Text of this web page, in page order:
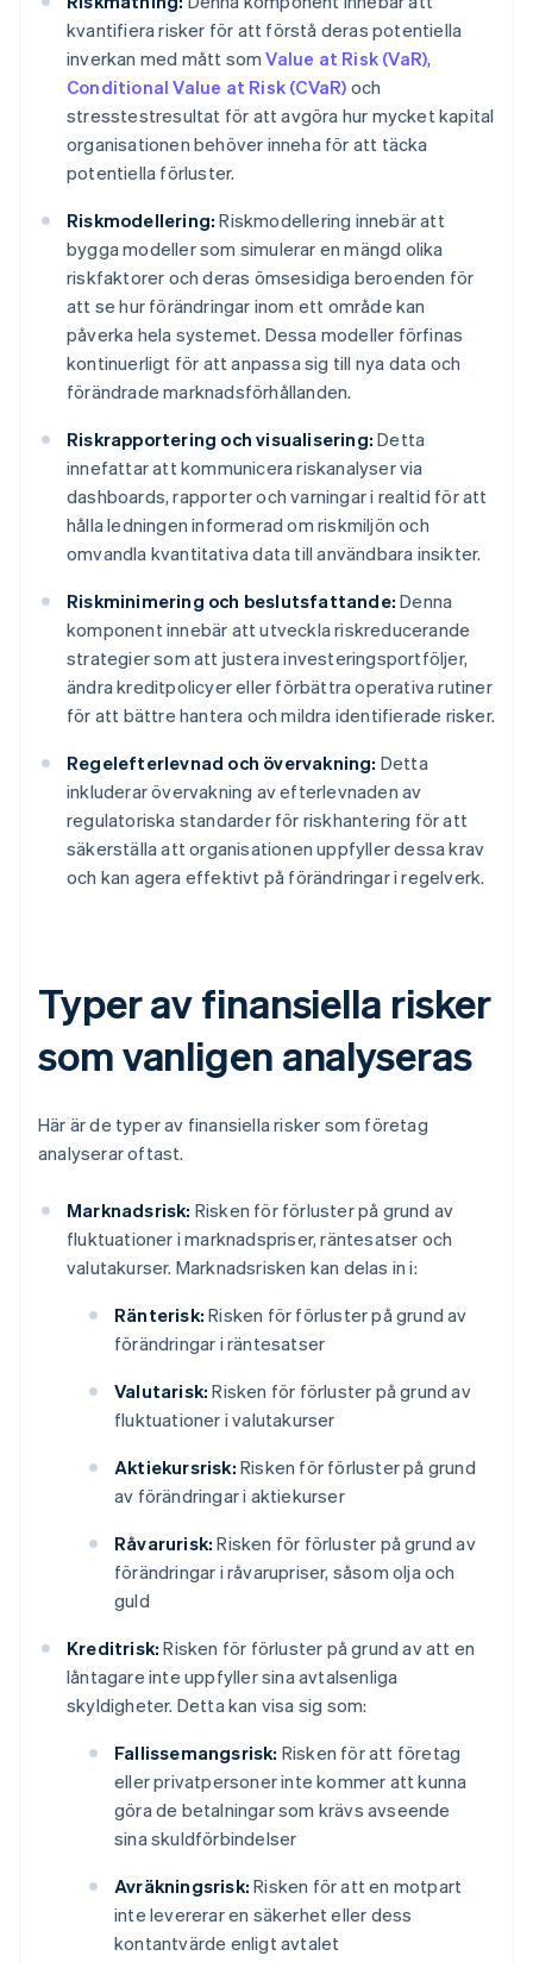
kvantifiera risker för att förstå deras potentiella
inverkan med mått somValue at Risk (VaR),
Conditional Value at Risk (CVaR) och
stresstestresultat för att avgöra hur mycket kapital
organisationen behöver inneha för att täcka
potentiella förluster.
Riskmodellering: Riskmodellering innebär att
bygga modeller som simulerar en mängd olika
riskfaktorer och deras ömsesidiga beroenden för
att se hur förändringar inom ett område kan
påverka hela systemet. Dessa modeller förfinas
kontinuerligt för att anpassa sig till nya data och
förändrade marknadsförhållanden.
Riskrapportering och visualisering: Detta
innefattar att kommunicera riskanalyser via
dashboards, rapporter och varningar i realtid för att
hålla ledningen informerad om riskmiljön och
omvandla kvantitativa data till användbara insikter.
Riskminimering och beslutsfattande: Denna
komponent innebär att utveckla riskreducerande
strategier som att justera investeringsportföljer,
ändra kreditpolicyer eller förbättra operativa rutiner
för att bättre hantera och mildra identifierade risker.
Regelefterlevnad och övervakning: Detta
inkluderar övervakning av efterlevnaden av
regulatoriska standarder för riskhantering för att
säkerställa att organisationen uppfyller dessa krav
och kan agera effektivt på förändringar i regelverk.
Typer av finansiella risker
som vanligen analyseras
Här är de typer av finansiella risker som företag
analyserar oftast.
Marknadsrisk: Risken för förluster på grund av
fluktuationer i marknadspriser, räntesatser och
valutakurser. Marknadsrisken kan delas in i:
Ränterisk: Risken för förluster på grund av
förändringar i räntesatser
Valutarisk: Risken för förluster på grund av
fluktuationer i valutakurser
Aktiekursrisk: Risken för förluster på grund
av förändringar i aktiekurser
Råvarurisk: Risken för förluster på grund av
förändringar i råvarupriser, såsom olja och
guld
Kreditrisk: Risken för förluster på grund av att en
låntagare inte uppfyller sina avtalsenliga
skyldigheter. Detta kan visa sig som:
Fallissemangsrisk: Risken för att företag
eller privatpersoner inte kommer att kunna
göra de betalningar som krävs avseende
sina skuldförbindelser
Avräkningsrisk: Risken för att en motpart
inte levererar en säkerhet eller dess
kontantvärde enligt avtalet